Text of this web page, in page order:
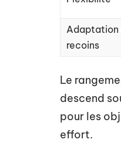
Adaptation
recoins
Le
descend
pour les
effort.